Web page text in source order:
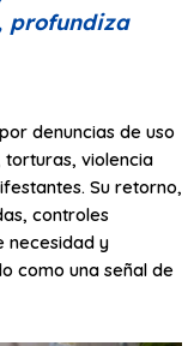
profundiza
denuncias de uso
torturas, violencia
Su retorno,
controles
necesidad y
como una señal de